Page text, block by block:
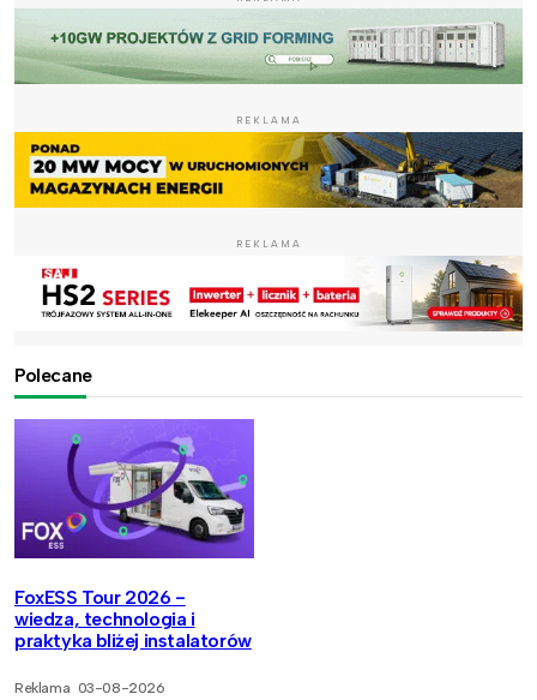
REKLAMA
REKLAMA
Polecane
FoxESS Tour 2026 -
wiedza, technologia i
praktyka bliżej instalatorów
Reklama 03-08-2026